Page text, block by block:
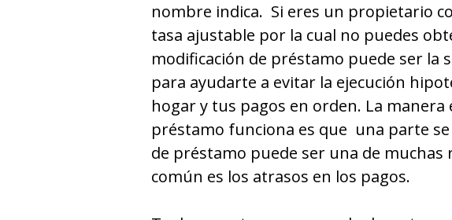
nombre indica. Si eres un propietario
tasa ajustable por la cual no puedes
modificación de préstamo puede ser la
para ayudarte a evitar la ejecución
hogar y tus pagos en orden. La manera
préstamo funciona es que una parte
de préstamo puede ser una de muchas
común es los atrasos en los pagos.